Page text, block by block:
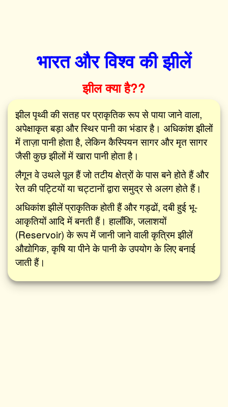
भारत और विश्व की झीलें
झील क्या है??
झील पृथ्वी की सतह पर प्राकृतिक रूप से पाया जाने वाला,
अपेक्षाकृत बड़ा और स्थिर पानी का भंडार है। अधिकांश झीलों
में ताज़ा पानी होता है, लेकिन कैस्पियन सागर और मृत सागर
जैसी कुछ झीलों में खारा पानी होता है।
लैगून वे उथले पूल हैं जो तटीय क्षेत्रों के पास बने होते हैं और
रेत की पट्टियों या चट्टानों द्वारा समुद्र से अलग होते हैं।
अधिकांश झीलें प्राकृतिक होती हैं और गड्ढों, दबी हुई भू-
आकृतियों आदि में बनती हैं। हालाँकि, जलाशयों
(Reservoir) के रूप में जानी जाने वाली कृत्रिम झीलें
औद्योगिक, कृषि या पीने के पानी के उपयोग के लिए बनाई
जाती हैं।